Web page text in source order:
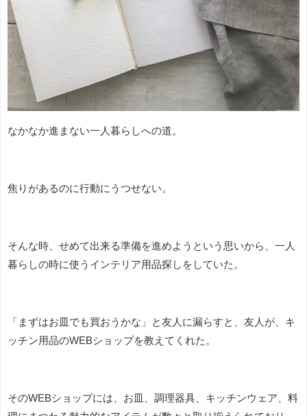
なかなか進まない一人暮らしへの道。
焦りがあるのに行動にうつせない。
そんな時、せめて出来る準備を進めようという思いから、一人
暮らしの時に使うインテリア用品探しをしていた。
「まずはお皿でも買おうかな」と友人に漏らすと、友人が、キ
ッチン用品のWEBショップを教えてくれた。
そのWEBショップには、お皿、調理器具、キッチンウェア、料